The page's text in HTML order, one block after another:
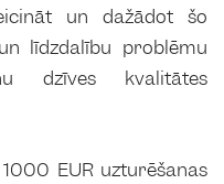
un dažādot šo
līdzdalību problēmu
dzīves kvalitātes
EUR uzturēšanas